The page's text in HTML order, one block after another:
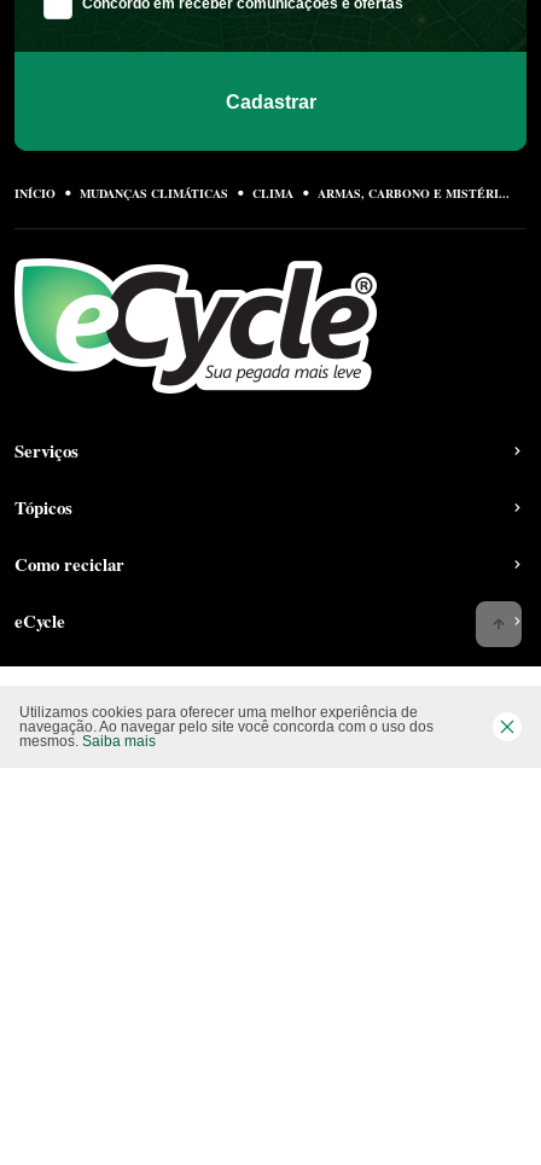
Concordo em receber comunicações e ofertas
Cadastrar
INÍCIO MUDANÇAS CLIMÁTICAS CLIMA ARMAS, CARBONO E MISTÉRI...
Serviços
Tópicos
Como reciclar
eCycle
Siga-nos nas rede sociais
Utilizamos cookies para oferecer uma melhor experiência de
navegação. Ao navegar pelo site você concorda com o uso dos
mesmos. Saiba mais